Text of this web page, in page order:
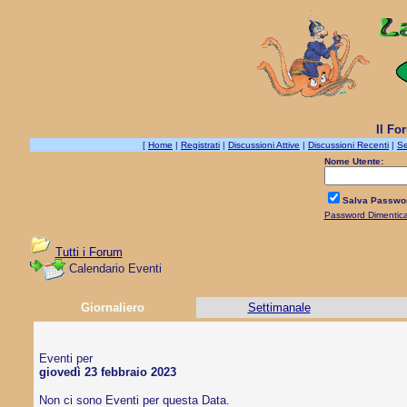
Il
[ Home | Registrati | Discussioni Attive | Discussioni Recenti |
Nome Utente:
Salva
Password
Tutti i Forum
Calendario Eventi
Giornaliero Settimanale
Eventi per
giovedì 23 febbraio 2023
Non ci sono Eventi per questa Data.